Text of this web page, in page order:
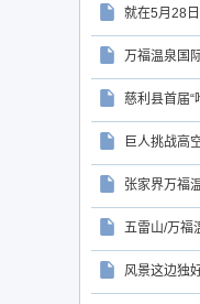
就在5月28
万福温泉国
慈利县首届“
巨人挑战高
张家界万福
五雷山/万福
风景这边独